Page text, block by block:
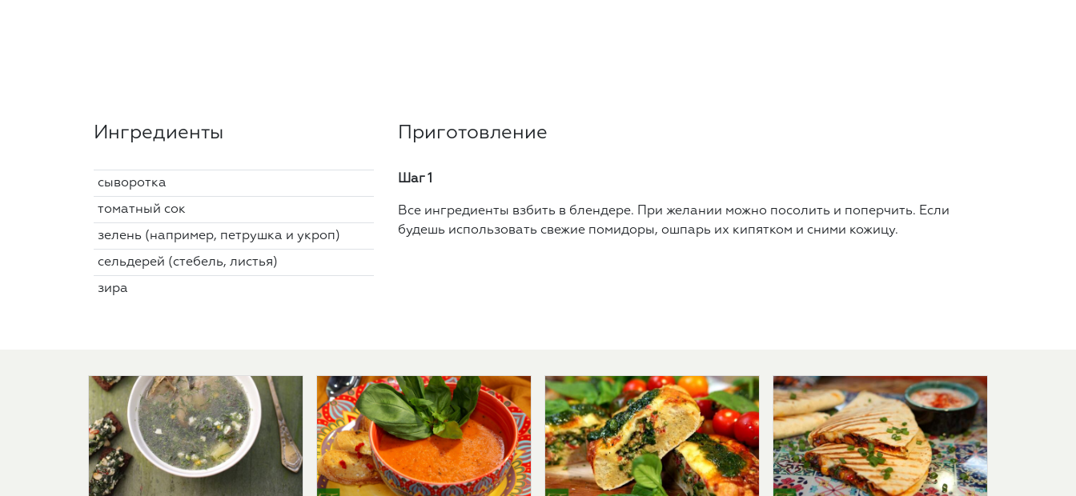
Ингредиенты
сыворотка
томатный сок
зелень (например, петрушка и укроп)
сельдерей (стебель, листья)
зира
Приготовление
Шаг 1
Все ингредиенты взбить в блендере. При желании можно посолить и поперчить. Если
будешь использовать свежие помидоры, ошпарь их кипятком и сними кожицу.